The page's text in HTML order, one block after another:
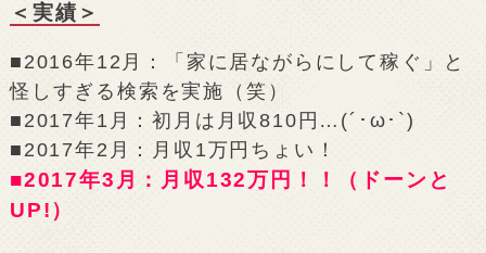
＜実績＞
■2016年12月：「家に居ながらにして稼ぐ」と
怪しすぎる検索を実施（笑）
■2017年1月：初月は月収810円…(´･ω･`)
■2017年2月：月収1万円ちょい！
■2017年3月：月収132万円！！（ドーンと
UP!）